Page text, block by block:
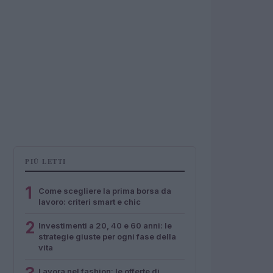
PIÙ LETTI
1
Come scegliere la prima borsa da
lavoro: criteri smart e chic
2 Investimenti a 20, 40 e 60 anni: le
strategie giuste per ogni fase della
vita